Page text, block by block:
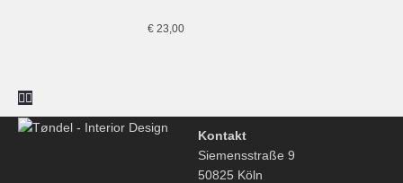
Bild
€ 23,00
Kontakt
Siemensstraße 9
50825 Köln